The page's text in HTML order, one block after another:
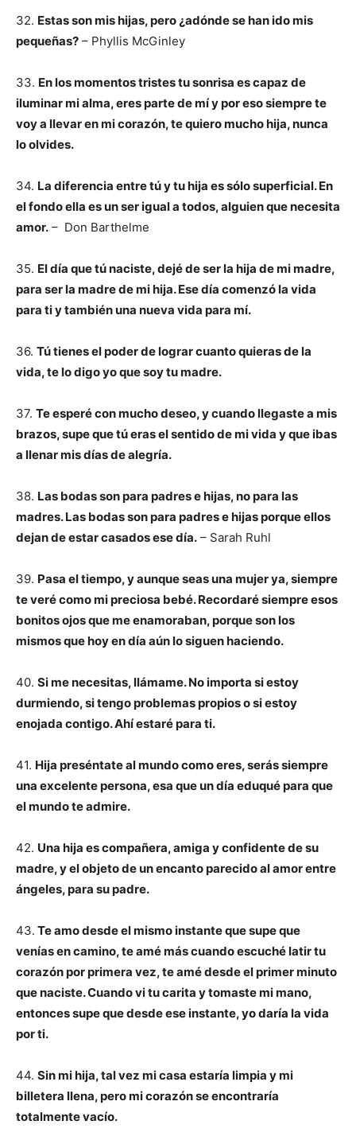
32. Estas son mis hijas, pero ¿adónde se han ido mis
pequeñas? – Phyllis McGinley
33. En los momentos tristes tu sonrisa es capaz de
iluminar mi alma, eres parte de mí y por eso siempre te
voy a llevar en mi corazón, te quiero mucho hija, nunca
lo olvides.
34. La diferencia entre tú y tu hija es sólo superficial. En
el fondo ella es un ser igual a todos, alguien que necesita
amor. – Don Barthelme
35. El día que tú naciste, dejé de ser la hija de mi madre,
para ser la madre de mi hija. Ese día comenzó la vida
para ti y también una nueva vida para mí.
36. Tú tienes el poder de lograr cuanto quieras de la
vida, te lo digo yo que soy tu madre.
37. Te esperé con mucho deseo, y cuando llegaste a mis
brazos, supe que tú eras el sentido de mi vida y que ibas
a llenar mis días de alegría.
38. Las bodas son para padres e hijas, no para las
madres. Las bodas son para padres e hijas porque ellos
dejan de estar casados ese día. – Sarah Ruhl
39. Pasa el tiempo, y aunque seas una mujer ya, siempre
te veré como mi preciosa bebé. Recordaré siempre esos
bonitos ojos que me enamoraban, porque son los
mismos que hoy en día aún lo siguen haciendo.
40. Si me necesitas, llámame. No importa si estoy
durmiendo, si tengo problemas propios o si estoy
enojada contigo. Ahí estaré para ti.
41. Hija preséntate al mundo como eres, serás siempre
una excelente persona, esa que un día eduqué para que
el mundo te admire.
42. Una hija es compañera, amiga y confidente de su
madre, y el objeto de un encanto parecido al amor entre
ángeles, para su padre.
43. Te amo desde el mismo instante que supe que
venías en camino, te amé más cuando escuché latir tu
corazón por primera vez, te amé desde el primer minuto
que naciste. Cuando vi tu carita y tomaste mi mano,
entonces supe que desde ese instante, yo daría la vida
por ti.
44. Sin mi hija, tal vez mi casa estaría limpia y mi
billetera llena, pero mi corazón se encontraría
totalmente vacío.